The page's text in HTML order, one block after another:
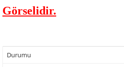
Görselidir.
Durumu